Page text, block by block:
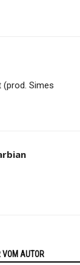
Simes
VOM AUTOR